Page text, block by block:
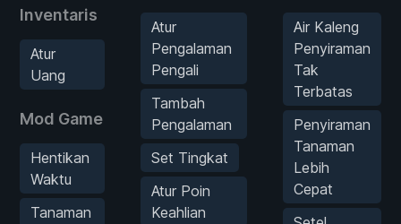
Inventaris
Atur
Uang
Mod Game
Hentikan
Waktu
Tanaman
Atur
Pengalaman
Pengali
Tambah
Pengalaman
Set Tingkat
Atur Poin
Keahlian
Air Kaleng
Penyiraman
Tak
Terbatas
Penyiraman
Tanaman
Lebih
Cepat